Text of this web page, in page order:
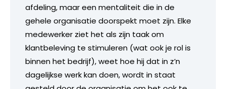
afdeling, maar een mentaliteit die in de
gehele organisatie doorspekt moet zijn. Elke
medewerker ziet het als zijn taak om
klantbeleving te stimuleren (wat ook je rol is
binnen het bedrijf), weet hoe hij dat in z’n
dagelijkse werk kan doen, wordt in staat